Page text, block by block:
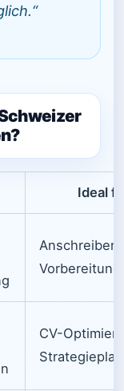
Ideal
Anschreiben,
Vorbereitung
CV-